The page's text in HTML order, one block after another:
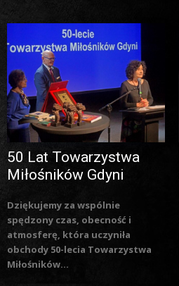
50 Lat Towarzystwa
Miłośników Gdyni
Dziękujemy za wspólnie
spędzony czas, obecność i
atmosferę, która uczyniła
obchody 50-lecia Towarzystwa
Miłośników...